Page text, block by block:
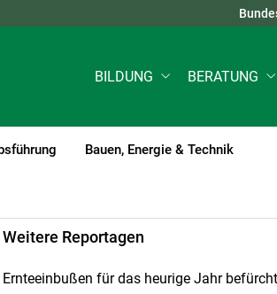
BILDUNG BERATUNG
Bauen, Energie & Technik
Weitere Reportagen
Ernteeinbußen für das heurige Jahr